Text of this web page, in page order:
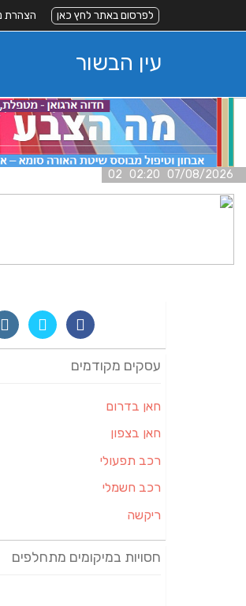
לפרסום באתר לחץ כאן הצהרת
עין הבשור
07/08/2026 02:20 02
עסקים מקודמים
חאן בדרום
חאן בצפון
רכב תפעולי
רכב חשמלי
ריקשה
חסויות במיקומים מתחלפים